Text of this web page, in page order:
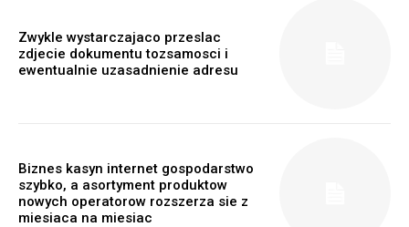
Zwykle wystarczajaco przeslac
zdjecie dokumentu tozsamosci i
ewentualnie uzasadnienie adresu
Biznes kasyn internet gospodarstwo
szybko, a asortyment produktow
nowych operatorow rozszerza sie z
miesiaca na miesiac